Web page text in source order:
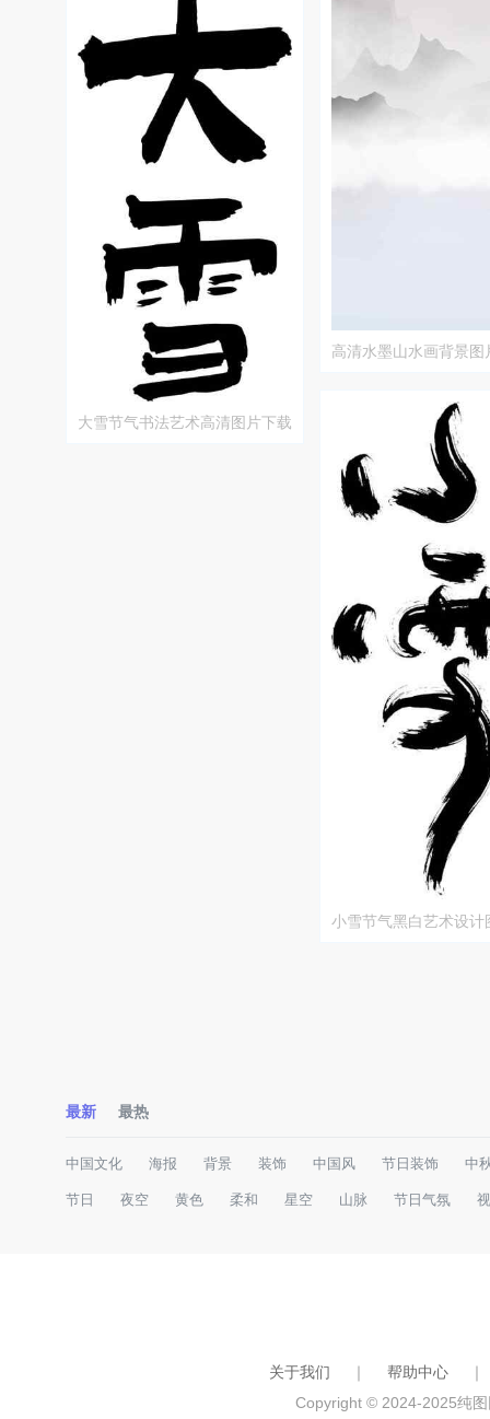
大雪节气书法艺术高清图片下载
高清水墨山水画背景图
小雪节气黑白艺术设计
最新 最热
中国文化 海报 背景 装饰 中国风 节日装饰 中
节日 夜空 黄色 柔和 星空 山脉 节日气氛
关于我们 ｜ 帮助中心
｜
Copyright © 2024-2025纯